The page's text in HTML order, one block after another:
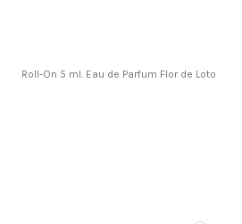
Roll-On 5 ml. Eau de Parfum Flor de Loto